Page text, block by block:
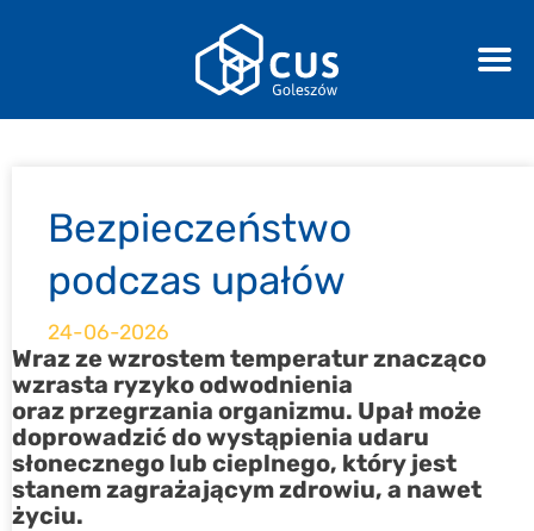
Bezpieczeństwo
podczas upałów
24-06-2026
Wraz ze wzrostem temperatur znacząco
wzrasta ryzyko odwodnienia
oraz przegrzania organizmu. Upał może
doprowadzić do wystąpienia udaru
słonecznego lub cieplnego, który jest
stanem zagrażającym zdrowiu, a nawet
życiu.